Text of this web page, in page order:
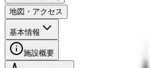
地図・アクセス
基本情報
施設概要